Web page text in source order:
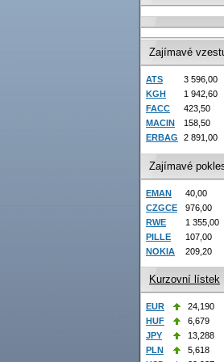
Zajímavé
ATS 3 596,00
KGH
1 942,60
FACC
423,50
MACIN
158,50
ERBAG
2 891,00
Zajímavé
EMAN 40,00
CZGCE
976,00
RWE
1 355,00
PILLE
107,00
NOKIA
209,20
Kurzovní lístek
EUR 24,190
HUF
6,679
JPY
13,288
PLN
5,618